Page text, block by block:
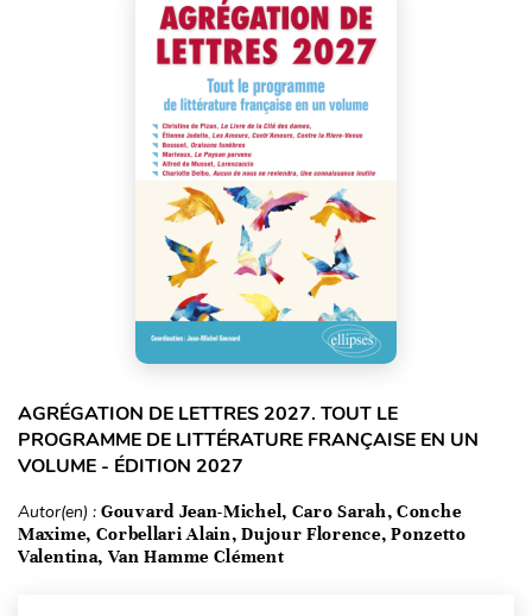
AGRÉGATION DE LETTRES 2027. TOUT LE
PROGRAMME DE LITTÉRATURE FRANÇAISE EN UN
VOLUME - ÉDITION 2027
Autor(en) : Gouvard Jean-Michel, Caro Sarah, Conche
Maxime, Corbellari Alain, Dujour Florence, Ponzetto
Valentina, Van Hamme Clément